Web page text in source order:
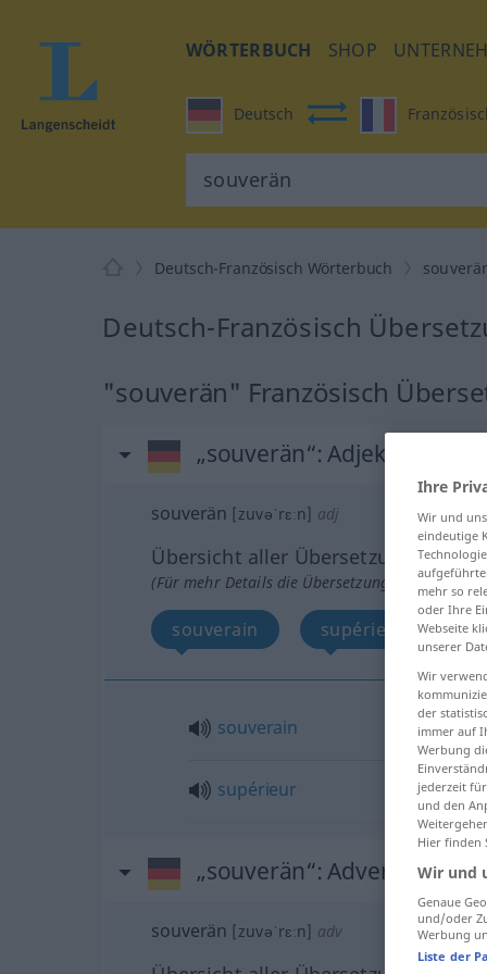
WÖRTERBUCH SHOP
Deutsch
Deutsch-Französisch Wörterbuch
Deutsch-Französisch
"souverän" Französisch
„souverän“: Adjektiv
souverän [zuvəˈrɛːn] adj
Übersicht aller Übersetzungen
(Für mehr Details die Übersetzung anklicken/
souverain supérieur
souverain
supérieur
„souverän“: Adverb
souverän [zuvəˈrɛːn] adv
Ihre
Wir und
eindeutige
mehr so
oder Ihre
Webseite
unserer
Wir
der
immer auf
Werbung
jederzeit
und den
Hier finden
Wir und
Genaue
und/oder
Werbung
Liste der